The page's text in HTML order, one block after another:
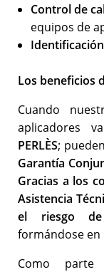
Control de
equipos de
Los beneficios
Cuando
aplicadores
PERLÈS;
Garantía
Gracias a los
Asistencia
el riesgo de
formándose en
Como